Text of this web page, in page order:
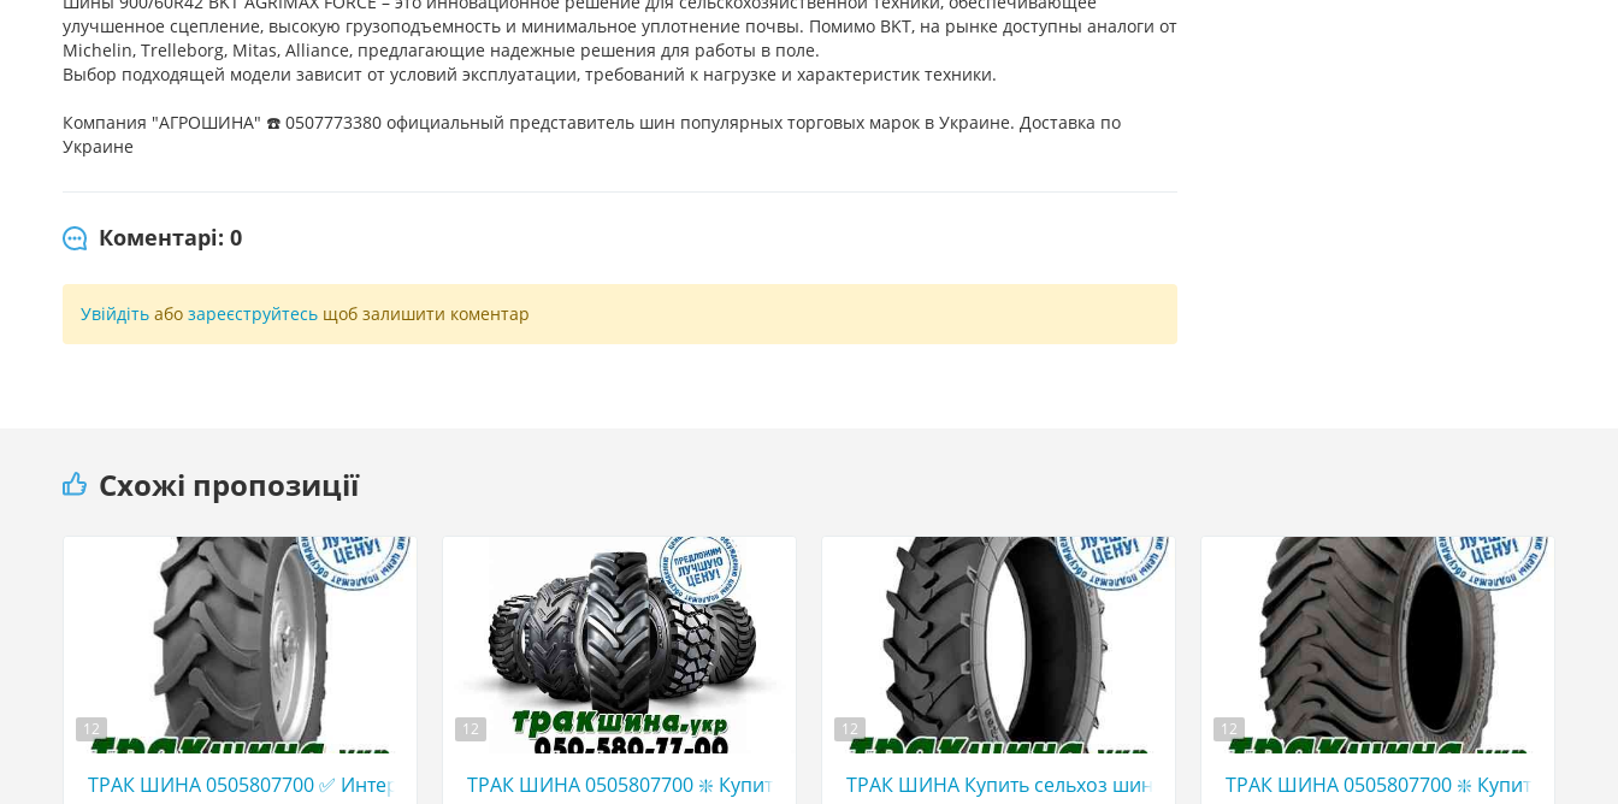
улучшенное сцепление, высокую грузоподъемность и минимальное уплотнение почвы. Помимо BKT, на рынке доступны аналоги от
Michelin, Trelleborg, Mitas, Alliance, предлагающие надежные решения для работы в поле.
Выбор подходящей модели зависит от условий эксплуатации, требований к нагрузке и характеристик техники.
Компания "АГРОШИНА" ☎️ 0507773380 официальный представитель шин популярных торговых марок в Украине. Доставка по
Украине
Коментарі: 0
Увійдіть або зареєструйтесь щоб залишити коментар
Схожі пропозиції
12
ТРАК ШИНА 0505807700 ✅ Интернет-Магазин ТРАКШИНА. УКР|КУПИТЬ грузовые ШИНЫ АГРО шины СЕЛЬХОЗ ШИНЫ
12
ТРАК ШИНА 0505807700 ❇️ Купить грузовые шины в Украине WWW ТРАКШИНА.УКР Грузовая резина 455/40 r22,5
12
ТРАК ШИНА Купить сельхоз шины в Украине | WWW ТРАКШИНА.УКР | Сельхоз
12
ТРАК ШИНА 0505807700 ❇️ Купить